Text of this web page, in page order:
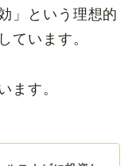
」という理想的
ています。
ます。